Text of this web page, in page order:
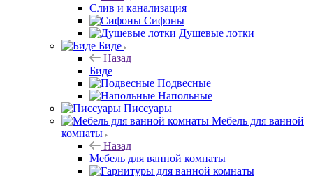
Слив и канализация
Сифоны
Душевые лотки
Биде
Назад
Биде
Подвесные
Напольные
Писсуары
Мебель для ванной
комнаты
Назад
Мебель для ванной комнаты